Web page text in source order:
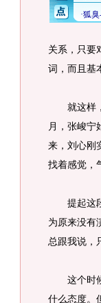
关系，只要
词，而且基
就这样，
月，张峻宁
来，刘心刚
找着感觉，
提起这段
为原来没有
总跟我说，
这个时候
什么态度。